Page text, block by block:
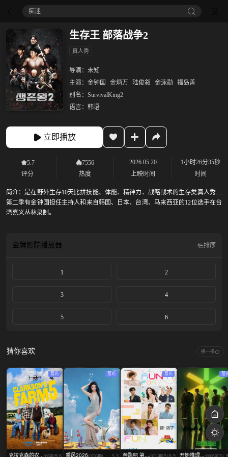
痴迷
生存王 部落战争2
真人秀
导演： 未知
主演： 金钟国 金炳万 陆俊叙 金泳勋
福岛善
别名： SurvivalKing2
语言： 韩语
立即播放
5.7
评分
7556
热度
2026.05.20
上映时间
1小时26分35秒
时间
简介：是在野外生存10天比拼技能、体能、精神力、战略战术的生存类真人秀。
第二季有金钟国担任主持人和来自韩国、日本、台湾、马来西亚的12位选手在台
湾嘉义丛林录制。
金牌影院播放器 排序
1 2
3 4
5 6
猜你喜欢 换一换
蓝光
克拉克森的农... 9.6
蓝光
乘风2026 5.3
蓝光
奔跑吧 第... 6.9
蓝
开始推理...